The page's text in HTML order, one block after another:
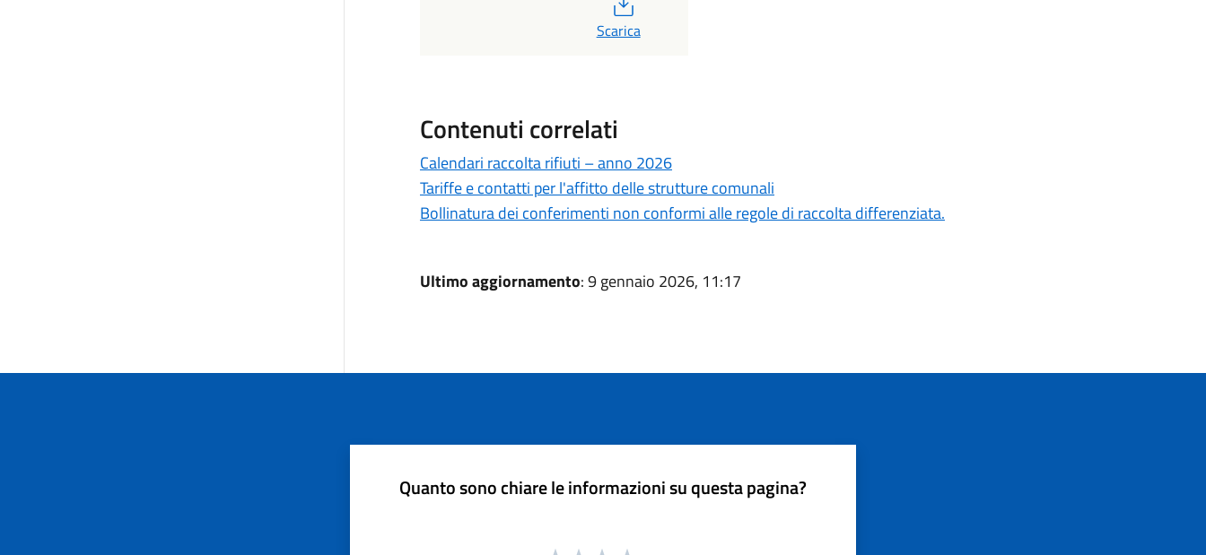
Scarica
Contenuti correlati
Calendari raccolta rifiuti – anno 2026
Tariffe e contatti per l'affitto delle strutture comunali
Bollinatura dei conferimenti non conformi alle regole di raccolta differenziata.
Ultimo aggiornamento: 9 gennaio 2026, 11:17
Quanto sono chiare le informazioni su questa pagina?